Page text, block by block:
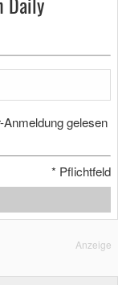
gelesen
* Pflichtfeld
Anzeige